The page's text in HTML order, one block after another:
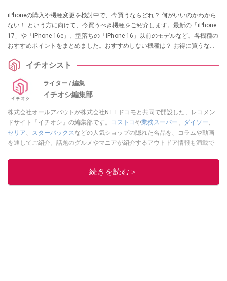
iPhoneの購入や機種変更を検討中で、今買うならどれ？ 何がいいのかわから
ない！ という方に向けて、今買うべき機種をご紹介します。最新の「iPhone
17」や「iPhone 16e」、型落ちの「iPhone 16」以前のモデルなど、各機種の
おすすめポイントをまとめました。おすすめしない機種は？ お得に買うなら
イチオシスト
ライター / 編集
イチオシ編集部
株式会社オールアバウトが株式会社NTTドコモと共同で開設した、レコメン
ドサイト『イチオシ』の編集部です。
コストコや業務スーパー、 ダイソー、
セリア、 スターバックスなどの人気ショップの隠れた名品を、コラムや動画
を通してご紹介。話題のグルメやマニアが紹介するアウトドア情報も満載で
レビューしています。毎日トレンド情報をお届けしているので、ぜひ
してください！続きを読む＞